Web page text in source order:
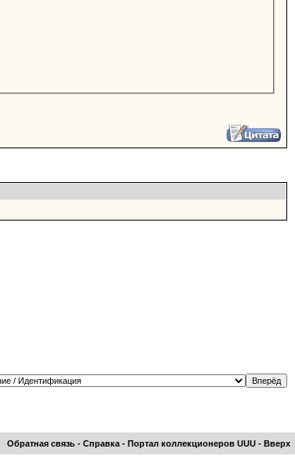
Обратная связь - Справка - Портал коллекционеров UUU - Вверх